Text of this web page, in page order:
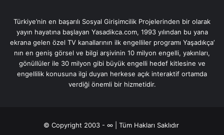
Türkiye’nin en başarılı Sosyal Girişimcilik Projelerinden bir olarak
yayın hayatına başlayan Yasadikca.com, 1993 yılından bu yana
ekrana gelen özel TV kanallarının ilk engelliler programı Yaşadıkça’
nın en geniş görsel ve bilgi arşivinin 10 milyon engelli, yakınları,
gönüllüler ile 30 milyon gibi büyük engelli hedef kitlesine ve
engellilik konusuna ilgi duyan herkese açık interaktif ortamda
verdiği önemli bir hizmetidir.
© Copyright 2003 - ∞ | Tüm Hakları Saklıdır